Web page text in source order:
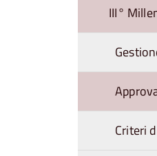
III°
Criteri